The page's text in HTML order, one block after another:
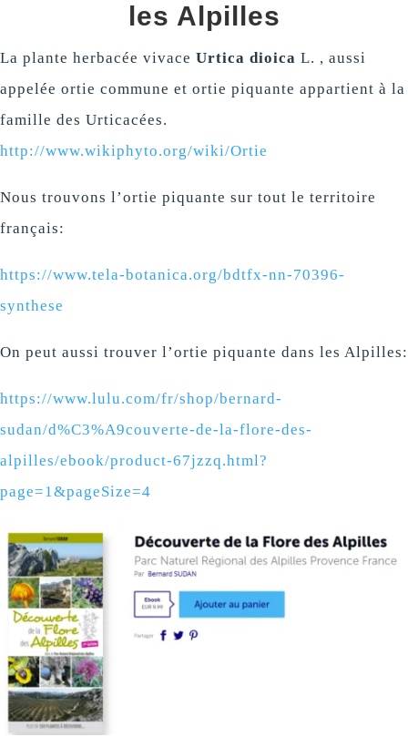
les Alpilles
La plante herbacée vivace Urtica dioica L. , aussi
appelée ortie commune et ortie piquante appartient à la
famille des Urticacées.
http://www.wikiphyto.org/wiki/Ortie
Nous trouvons l’ortie piquante sur tout le territoire
français:
https://www.tela-botanica.org/bdtfx-nn-70396-
synthese
On peut aussi trouver l’ortie piquante dans les Alpilles:
https://www.lulu.com/fr/shop/bernard-
sudan/d%C3%A9couverte-de-la-flore-des-
alpilles/ebook/product-67jzzq.html?
page=1&pageSize=4